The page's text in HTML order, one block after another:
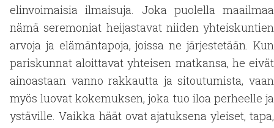
elinvoimaisia ilmaisuja. Joka puolella maailmaa
nämä seremoniat heijastavat niiden yhteiskuntien
arvoja ja elämäntapoja, joissa ne järjestetään. Kun
pariskunnat aloittavat yhteisen matkansa, he eivät
ainoastaan vanno rakkautta ja sitoutumista, vaan
myös luovat kokemuksen, joka tuo iloa perheelle ja
ystäville. Vaikka häät ovat ajatuksena yleiset, tapa,